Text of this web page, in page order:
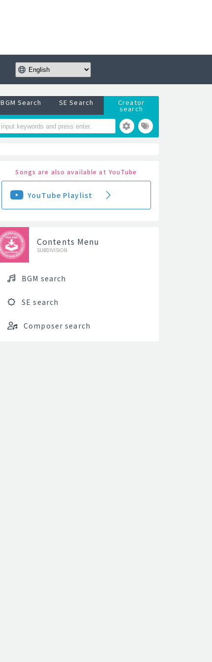
BGM Search SE Search Creator
search
Songs are also available at YouTube
YouTube Playlist
Contents Menu
SUBDIVISION
BGM search
SE search
Composer search